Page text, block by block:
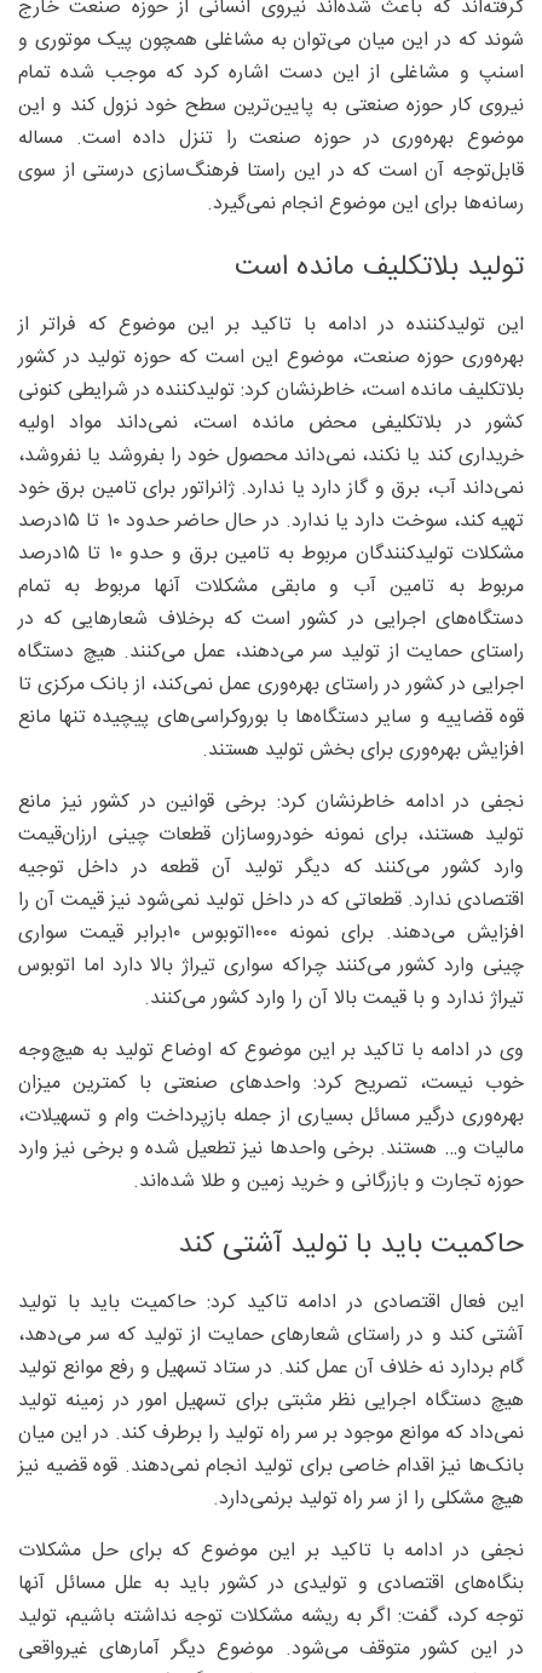
گرفته‌اند که باعث شده‌‌اند نیروی انسانی از حوزه صنعت خارج
شوند که در این میان می‌توان به مشاغلی همچون پیک موتوری و
اسنپ و مشاغلی از این دست اشاره کرد که موجب شده تمام
نیروی کار حوزه صنعتی به پایین‌ترین سطح خود نزول کند و این
موضوع بهره‌وری در حوزه صنعت را تنزل داده است. مساله
قابل‌توجه آن است که در این راستا فرهنگ‌سازی درستی از سوی
رسانه‌ها برای این موضوع انجام نمی‌گیرد.
تولید بلاتکلیف مانده است
این تولیدکننده در ادامه با تاکید بر این موضوع که فراتر از
بهره‌وری حوزه صنعت، موضوع این است که حوزه تولید در کشور
بلاتکلیف مانده است، خاطرنشان کرد:‌ تولیدکننده در شرایطی کنونی
کشور در بلاتکلیفی محض مانده است، نمی‌داند مواد اولیه
خریداری کند یا نکند، نمی‌داند محصول خود را بفروشد یا نفروشد،
نمی‌داند آب، برق و گاز دارد یا ندارد. ژانراتور برای تامین برق خود
تهیه کند، سوخت دارد یا ندارد. در حال حاضر حدود ۱۰ تا ۱۵‌درصد
مشکلات تولیدکنندگان مربوط به تامین برق و حدو ۱۰ تا ۱۵‌درصد
مربوط به تامین آب و مابقی مشکلات آنها مربوط به تمام
دستگاه‌های اجرایی در کشور است که برخلاف شعارهایی که در
راستای حمایت از تولید سر می‌دهند، عمل می‌کنند. هیچ دستگاه
اجرایی در کشور در راستای بهره‌وری عمل نمی‌کند، از بانک‌ مرکزی تا
قوه قضاییه و سایر دستگاه‌ها با بوروکراسی‌های پیچیده تنها مانع
افزایش بهره‌وری برای بخش تولید هستند.
نجفی در ادامه خاطرنشان کرد: برخی قوانین در کشور نیز مانع
تولید هستند، برای نمونه خودروسازان قطعات چینی ارزان‌قیمت
وارد کشور می‌کنند که دیگر تولید آن قطعه در داخل توجیه
اقتصادی ندارد. قطعاتی که در داخل تولید نمی‌شود نیز قیمت آن را
افزایش می‌دهند. برای نمونه‌ ۱۰۰۰اتوبوس ۱۰برابر قیمت سواری
چینی وارد کشور می‌کنند چراکه سواری تیراژ بالا دارد اما اتوبوس
تیراژ ندارد و با قیمت بالا آن را وارد کشور می‌کنند.
وی در ادامه با تاکید بر این موضوع که اوضاع تولید به هیچ‌وجه
خوب نیست، تصریح کرد:‌ واحدهای صنعتی با کمترین میزان
بهره‌وری درگیر مسائل بسیاری از جمله بازپرداخت وام و تسهیلات،
مالیات و… هستند. برخی واحدها نیز تطعیل شده‌ و برخی نیز وارد
حوزه تجارت و بازرگانی و خرید زمین و طلا شده‌‌اند.
حاکمیت باید با تولید آشتی کند
این فعال اقتصادی در ادامه تاکید کرد:‌ حاکمیت باید با تولید
آشتی کند و در راستای شعارهای حمایت از تولید که سر می‌دهد،
گام بردارد نه خلاف آن عمل کند. در ستاد تسهیل و رفع موانع تولید
هیچ دستگاه اجرایی نظر مثبتی برای تسهیل امور در زمینه تولید
نمی‌داد که موانع موجود بر سر راه تولید را برطرف کند. در این میان
بانک‌ها نیز اقدام خاصی برای تولید انجام نمی‌دهند. قوه قضیه نیز
هیچ مشکلی را از سر راه تولید برنمی‌دارد.
نجفی در ادامه با تاکید بر این موضوع که برای حل مشکلات
بنگاه‌های اقتصادی و تولیدی در کشور باید به علل مسائل آنها
توجه کرد، گفت: اگر به ریشه مشکلات توجه نداشته باشیم، تولید
در این کشور متوقف می‌شود. موضوع دیگر آمارهای غیرواقعی